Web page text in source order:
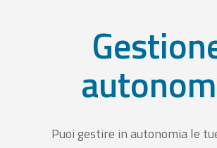
Puoi gestire in autonomia le